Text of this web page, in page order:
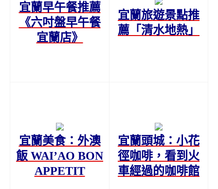
宜蘭早午餐推薦
《六吋盤早午餐
宜蘭店》
宜蘭旅遊景點推
薦「清水地熱」
宜蘭美食：外澳
飯 WAI’AO BON
APPETIT
宜蘭頭城：小花
徑咖啡，看到火
車經過的咖啡館